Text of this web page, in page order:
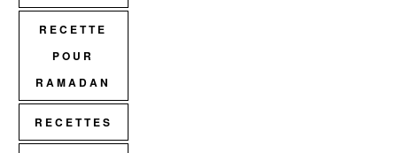
RECETTE
POUR
RAMADAN
RECETTES